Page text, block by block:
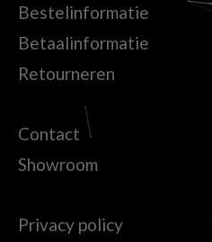
Bestelinformatie
Betaalinformatie
Retourneren
Contact
Showroom
Privacy policy